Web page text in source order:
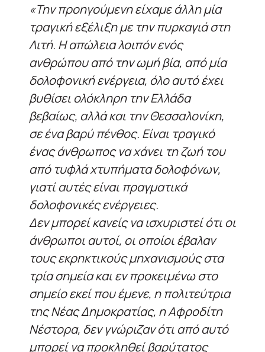
«Την προηγούμενη είχαμε άλλη μία
τραγική εξέλιξη με την πυρκαγιά στη
Λιτή. Η απώλεια λοιπόν ενός
ανθρώπου από την ωμή βία, από μία
δολοφονική ενέργεια, όλο αυτό έχει
βυθίσει ολόκληρη την Ελλάδα
βεβαίως, αλλά και την Θεσσαλονίκη,
σε ένα βαρύ πένθος. Είναι τραγικό
ένας άνθρωπος να χάνει τη ζωή του
από τυφλά χτυπήματα δολοφόνων,
γιατί αυτές είναι πραγματικά
δολοφονικές ενέργειες.
Δεν μπορεί κανείς να ισχυριστεί ότι οι
άνθρωποι αυτοί, οι οποίοι έβαλαν
τους εκρηκτικούς μηχανισμούς στα
τρία σημεία και εν προκειμένω στο
σημείο εκεί που έμενε, η πολιτεύτρια
της Νέας Δημοκρατίας, η Αφροδίτη
Νέστορα, δεν γνώριζαν ότι από αυτό
μπορεί να προκληθεί βαρύτατος